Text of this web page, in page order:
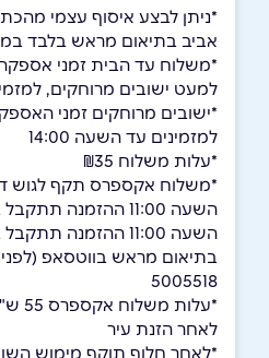
אביב בתיאום מראש בלבד במספר 051-
למעט ישובים מרוחקים,
למזמינים עד השעה 14:00
*עלות משלוח ₪35
*משלוח אקספרס תקף לגוש
השעה 11:00 ההזמנה
השעה 11:00 ההזמנה
5005518
לאחר הזנת עיר
*לאחר חלוף תוקף מימוש